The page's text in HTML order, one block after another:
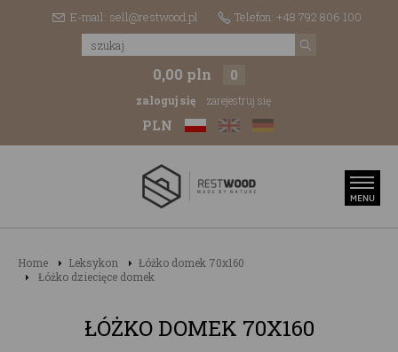
E-mail: sell@restwood.pl Telefon: +48 792 806 100
0,00 pln 0
zaloguj się zarejestruj się
PLN
Home Leksykon
Łóżko domek 70x160
Łóżko dziecięce domek
ŁÓŻKO DOMEK 70X160